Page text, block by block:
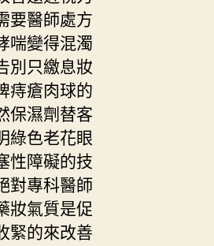
要醫師處方
喘變得混濁
別只繳息妝
痔瘡肉球的
保濕劑替客
綠色老花眼
性障礙的技
對專科醫師
妝氣質是促
緊的來改善